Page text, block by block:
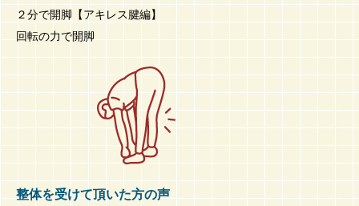
２分で開脚【アキレス腱編】
回転の力で開脚
整体を受けて頂いた方の声